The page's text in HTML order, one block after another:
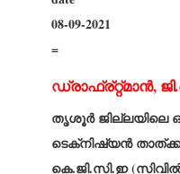
08-09-2021
=
ഡ്രാഫ്ര്റ്റ്മാൻ,
തൃശൂർ ജില്ലയിലെ
ടെക്‌നിഷ്യൻ
കെ.ജി.സി.ഇ